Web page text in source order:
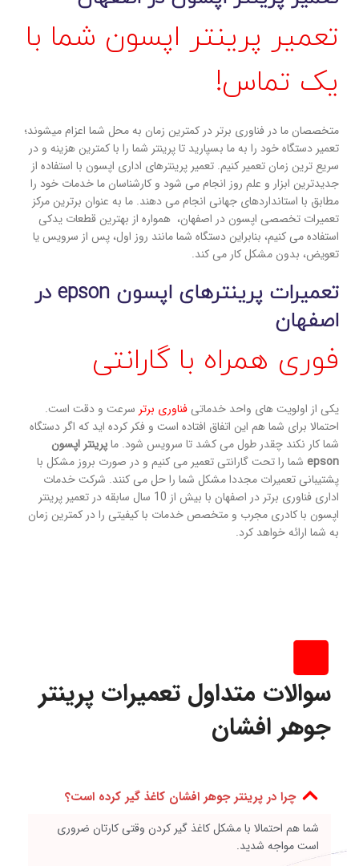
تعمیر پرینتر اپسون شما با
یک تماس!
متخصصان ما در فناوری برتر در کمترین زمان به محل شما اعزام میشوند؛
تعمیر دستگاه خود را به ما بسپارید تا پرینتر شما را با کمترین هزینه و در
سریع ترین زمان تعمیر کنیم. تعمیر پرینترهای اداری اپسون با استفاده از
جدیدترین ابزار و علم روز انجام می شود و کارشناسان ما خدمات خود را
مطابق با استانداردهای جهانی انجام می دهند. ما به عنوان برترین مرکز
تعمیرات تخصصی اپسون در اصفهان، همواره از بهترین قطعات یدکی
استفاده می کنیم، بنابراین دستگاه شما مانند روز اول، پس از سرویس یا
تعویض، بدون مشکل کار می کند.
تعمیرات پرینترهای اپسون epson در
اصفهان
فوری همراه با گارانتی
یکی از اولویت های واحد خدماتی فناوری برتر سرعت و دقت است.
احتمالا برای شما هم این اتفاق افتاده است و فکر کرده اید که اگر دستگاه
شما کار نکند چقدر طول می کشد تا سرویس شود. ماپرینتر اپسون
epson شما را تحت گارانتی تعمیر می کنیم و در صورت بروز مشکل با
پشتیبانی تعمیرات مجددا مشکل شما را حل می کنند. شرکت خدمات
اداری فناوری برتر در اصفهان با بیش از 10 سال سابقه در تعمیر پرینتر
اپسون با کادری مجرب و متخصص خدمات با کیفیتی را در کمترین زمان
به شما ارائه خواهد کرد.
سوالات متداول تعمیرات پرینتر
جوهر افشان
چرا در پرینتر جوهر افشان کاغذ گیر کرده است؟
شما هم احتمالا با مشکل کاغذ گیر کردن وقتی کارتان ضروری
است مواجه شدید.